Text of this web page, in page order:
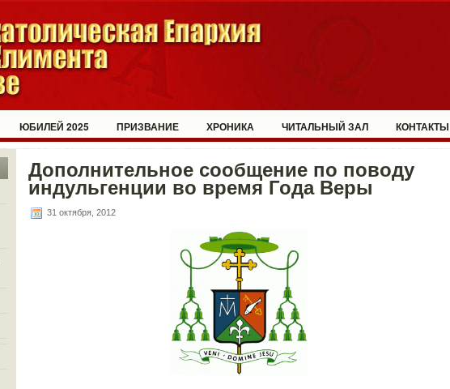
ЮБИЛЕЙ 2025 ПРИЗВАНИЕ ХРОНИКА ЧИТАЛЬНЫЙ ЗАЛ КОНТАКТЫ
Дополнительное сообщение по поводу
индульгенции во время Года Веры
31 октября, 2012